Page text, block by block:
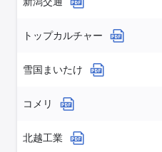
トップカルチャー
雪国まいたけ
コメリ
北越工業